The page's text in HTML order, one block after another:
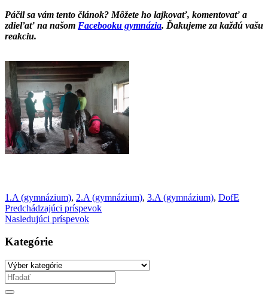
Páčil sa vám tento článok? Môžete ho lajkovať, komentovať a
zdieľať na našom Facebooku gymnázia. Ďakujeme za každú vašu
reakciu.
1.A (gymnázium), 2.A (gymnázium), 3.A (gymnázium), DofE
Predchádzajúci príspevok
Nasledujúci príspevok
Kategórie
Kategórie